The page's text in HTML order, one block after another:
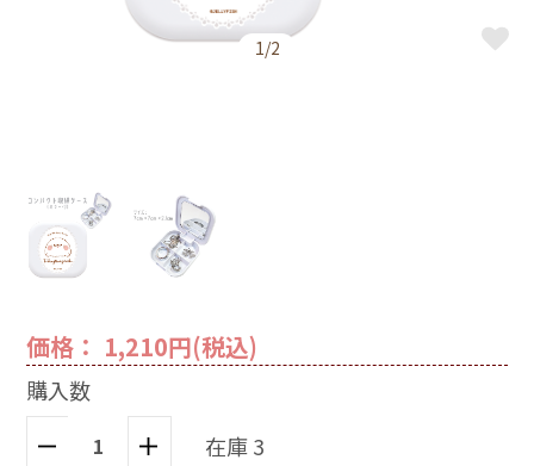
1/2
価格： 1,210円(税込)
購入数
在庫 3